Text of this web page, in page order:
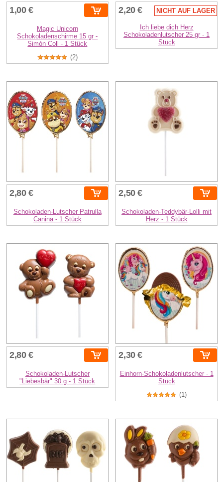
1,00 €
Magic Unicorn
Schokoladenschirme 15 gr -
Simón Coll - 1 Stück
(2)
2,20 € NICHT AUF LAGER
Ich liebe dich Herz
Schokoladenlutscher 25 gr - 1
Stück
2,80 €
Schokoladen-Lutscher Patrulla
Canina - 1 Stück
2,50 €
Schokoladen-Teddybär-Lolli mit
Herz - 1 Stück
2,80 €
Schokoladen-Lutscher
"Liebesbär" 30 g - 1 Stück
2,30 €
Einhorn-Schokoladenlutscher - 1
Stück
(1)